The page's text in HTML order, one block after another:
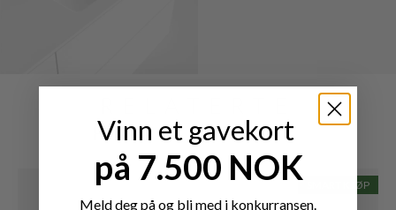
PRODUKTER
SMART KJØP
Vinn et gavekort
på 7.500 NOK
Meld deg på og bli med i konkurransen.